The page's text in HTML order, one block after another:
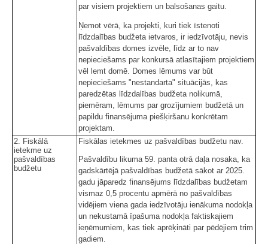
par visiem projektiem un balsošanas gaitu.
Ņemot vērā, ka projekti, kuri tiek īstenoti
līdzdalības budžeta ietvaros, ir iedzīvotāju, nevis
pašvaldības domes izvēle, līdz ar to nav
nepieciešams par konkursā atlasītajiem projektiem
vēl lemt domē. Domes lēmums var būt
nepieciešams "nestandarta" situācijās, kas
paredzētas līdzdalības budžeta nolikumā,
piemēram, lēmums par grozījumiem budžetā un
papildu finansējuma piešķiršanu konkrētam
projektam.
2. Fiskālā
ietekme uz
pašvaldības
budžetu
Fiskālas ietekmes uz pašvaldības budžetu nav.
Pašvaldību likuma 59. panta otrā daļa nosaka, ka
gadskārtējā pašvaldības budžetā sākot ar 2025.
gadu jāparedz finansējums līdzdalības budžetam
vismaz 0,5 procentu apmērā no pašvaldības
vidējiem viena gada iedzīvotāju ienākuma nodokļa
un nekustamā īpašuma nodokļa faktiskajiem
ieņēmumiem, kas tiek aprēķināti par pēdējiem trim
gadiem.